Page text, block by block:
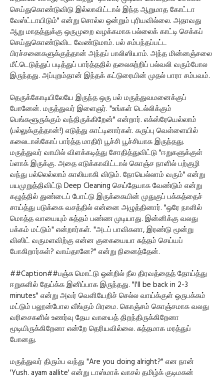
செய்துகொண்டுவிடு இல்லாவிட்டால் இந்த ஆறுமாத கோட்டா
வேஸ்ட்டாயிடும்" என்று சொல்ல ஒன்றும் புரியவில்லை. அதாவது
ஆறு மாதத்துக்கு ஒருமுறை வழக்கமாக பல்லைக் காட்டி செக்கப்
செய்துகொண்டுவிட வேண்டுமாம். பல் சம்பந்தப்பட்ட
பிரச்சனைகளுக்குத்தான் அந்தப் பாலிஸியாம். அந்த மின்னஞ்சலை
மீட்டெடுத்துப் படித்துப் பார்த்ததில் தலைசுற்றிப் பல்வலி வரும்போல
இருந்தது. அப்புறம்தான் இந்தக் கட்டுரையின் முதல் பாரா சம்பவம்.
தெருக்கோடியிலேயே இருந்த ஒரு பல் மருத்துவமனைக்குப்
போனேன். மருத்துவர் இளைஞர். "உங்கள் டெல்லிக்கும்
பெங்களூருக்கும் வந்திருக்கிறேன்" என்றார். எக்ஸ்ரேயெல்லாம்
(பல்லுக்குத்தான்!) எடுத்து காட்டினார்கள். கருப்பு வெள்ளையில்
கலைடாஸ்கோப் பார்த்த மாதிரி பூச்சி பூச்சியாக இருந்தது.
மருத்துவர் வாயில் விளக்கடித்து சோதித்துவிட்டு "ஈறுகளுக்குள்
ப்ளாக் இருக்கு. அதை எடுக்காவிட்டால் கொஞ்ச நாளில் பற்குழி
வந்து பல்லெல்லாம் காலியாகி விடும். நோயெல்லாம் வரும்" என்று
பயமுறுத்திவிட்டு Deep Cleaning செய்தேயாக வேண்டும் என்று
கழுத்தில் துண்டைப் போட்டு இருக்கையின் முதுகுப் பக்கத்தைச்
சாய்த்து படுக்கை வசத்தில் என்னை அழுத்தினார். "ஒரே நாளில்
மொத்த வாயையும் சுத்தம் பண்ண முடியாது. இன்னிக்கு வலது
பக்கம் மட்டும்" என்றார்கள். "அடப் பாவிகளா, இரண்டு மூன்று
விஸிட் வருமளவிற்கு என்ன குகையையா சுத்தம் செய்யப்
போகிறார்கள்? வாய்தானே?" என்று நினைத்தேன்.
##Caption##பஞ்சு மொட்டு ஒன்றில் நீல திரவத்தைத் தோய்த்து
ஈறுகளில் தேய்க்க இனிப்பாக இருந்தது. "I'll be back in 2-3
minutes" என்று அவர் வெளியேறிச் செல்ல வாய்க்குள் ஒருபக்கம்
மட்டும் பலூன்போல வீங்கும் பிரமை. கொஞ்சம் கொஞ்சமாக வலது
வரிசைகளில் உணர்வு தேய வாயைத் திறந்திருக்கிறேனா
மூடியிருக்கிறேனா என்றே தெரியவில்லை. சுத்தமாக மரத்துப்
போனது.
மருத்துவர் திரும்ப வந்து "Are you doing alright?" என நான்
'Yush. ayam aallite' என்று டாஸ்மாக் வாசல் தமிழ்க் குடிமகன்